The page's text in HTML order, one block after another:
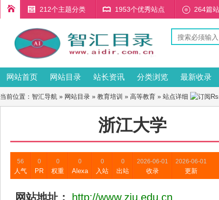
212个主题分类 1953个优秀站点 264篇
网站首页 网站目录 站长资讯 分类浏览 最新收录
当前位置： 智汇导航 » 网站目录 » 教育培训 » 高等教育 » 站点详细
浙江大学
56
人气
0
PR
0
权重
0
Alexa
0
入站
0
出站
2026-06-01
收录
2026-06-01
更新
网站地址：
http://www.zju.edu.cn